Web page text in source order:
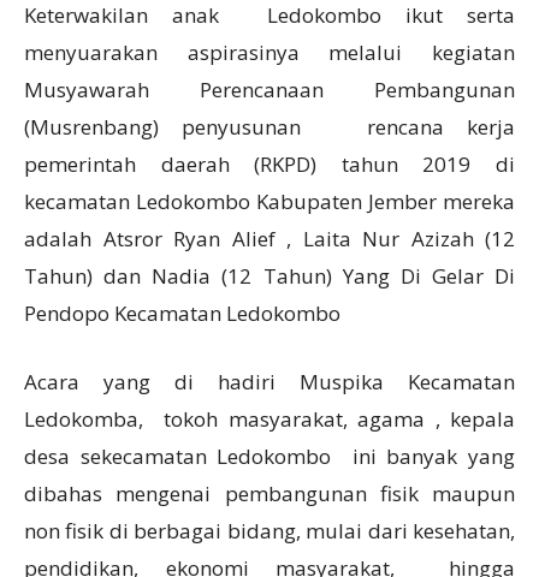
Keterwakilan anak Ledokombo ikut serta
menyuarakan aspirasinya melalui kegiatan
Musyawarah Perencanaan Pembangunan
(Musrenbang) penyusunan rencana kerja
pemerintah daerah (RKPD) tahun 2019 di
kecamatan Ledokombo Kabupaten Jember mereka
adalah Atsror Ryan Alief , Laita Nur Azizah (12
Tahun) dan Nadia (12 Tahun) Yang Di Gelar Di
Pendopo Kecamatan Ledokombo
Acara yang di hadiri Muspika Kecamatan
Ledokomba, tokoh masyarakat, agama , kepala
desa sekecamatan Ledokombo ini banyak yang
dibahas mengenai pembangunan fisik maupun
non fisik di berbagai bidang, mulai dari kesehatan,
pendidikan, ekonomi masyarakat, hingga